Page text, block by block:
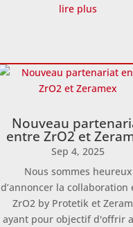
lire plus
Nouveau
entre ZrO2 et
Sep 4, 2025
Nous sommes heureux
d’annoncer la collaboration
ZrO2 by Protetik et
ayant pour objectif d'offrir